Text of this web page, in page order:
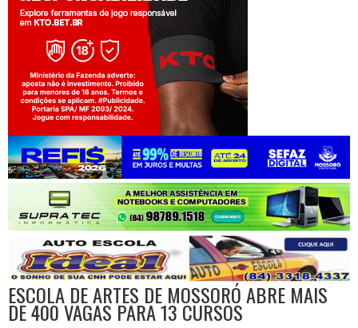
Jogue com responsabilidade. 18+
ESCOLA DE ARTES DE MOSSORÓ ABRE MAIS
DE 400 VAGAS PARA 13 CURSOS